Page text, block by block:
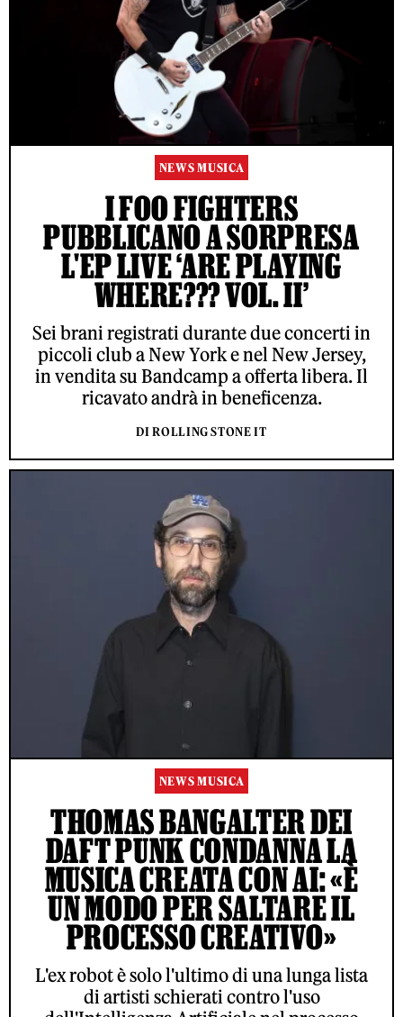
NEWS MUSICA
I FOO FIGHTERS
PUBBLICANO A SORPRESA
L'EP LIVE ‘ARE PLAYING
WHERE??? VOL. II’
Sei brani registrati durante due concerti in
piccoli club a New York e nel New Jersey,
in vendita su Bandcamp a offerta libera. Il
ricavato andrà in beneficenza.
DI ROLLING STONE IT
NEWS MUSICA
THOMAS BANGALTER DEI
DAFT PUNK CONDANNA LA
MUSICA CREATA CON AI: «È
UN MODO PER SALTARE IL
PROCESSO CREATIVO»
L'ex robot è solo l'ultimo di una lunga lista
di artisti schierati contro l'uso